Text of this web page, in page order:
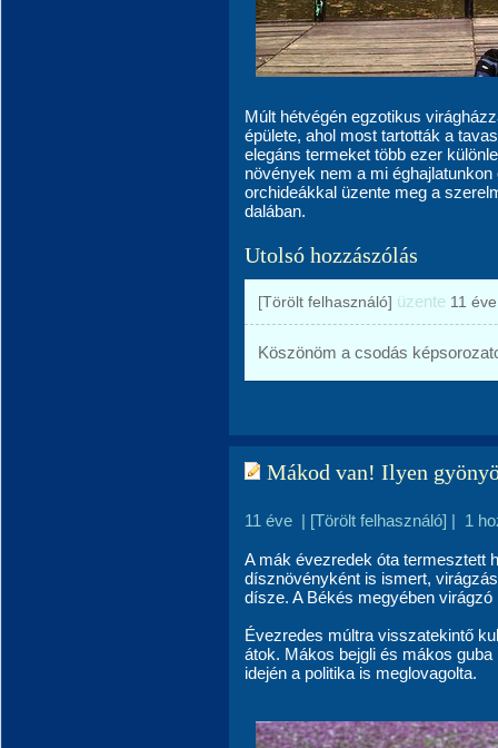
Múlt hétvégén egzotikus
épülete, ahol most tartották a
elegáns termeket több ezer
növények nem a mi
orchideákkal üzente meg a
dalában.
Utolsó hozzászólás
[Törölt felhasználó] üzente 11 éve
Köszönöm a csodás
Mákod van! Ilyen
11 éve | [Törölt felhasználó] | 1
A mák évezredek óta termesztett
dísznövényként is ismert,
dísze. A Békés megyében
Évezredes múltra visszatekintő
átok. Mákos bejgli és mákos
idején a politika is meglovagolta.